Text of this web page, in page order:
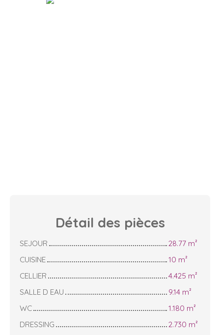
Détail des pièces
SEJOUR
28.77 m²
CUISINE
10 m²
CELLIER
4.425 m²
SALLE D EAU
9.14 m²
WC
1.180 m²
DRESSING
2.730 m²